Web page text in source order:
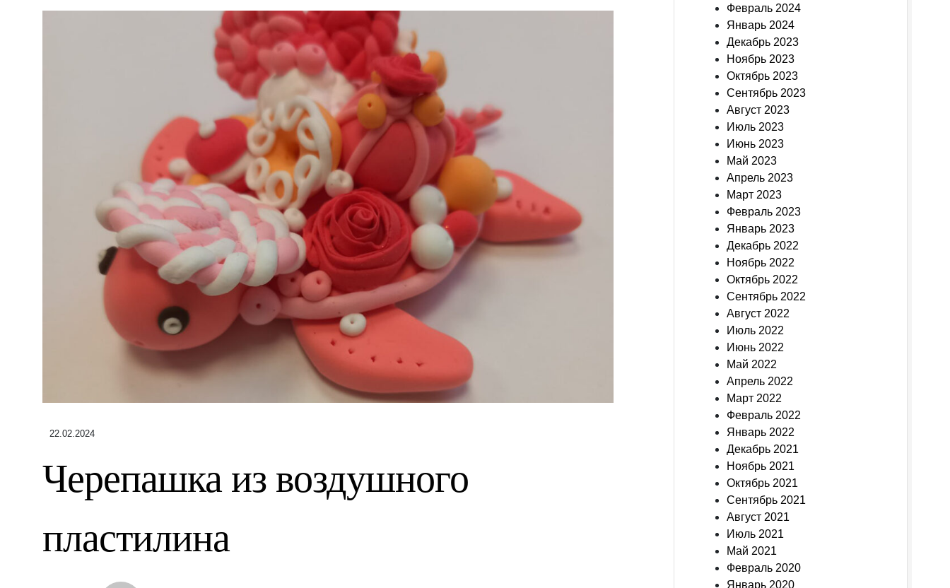
22.02.2024
Черепашка из воздушного
пластилина
Февраль 2024
Январь 2024
Декабрь 2023
Ноябрь 2023
Октябрь 2023
Сентябрь 2023
Август 2023
Июль 2023
Июнь 2023
Май 2023
Апрель 2023
Март 2023
Февраль 2023
Январь 2023
Декабрь 2022
Ноябрь 2022
Октябрь 2022
Сентябрь 2022
Август 2022
Июль 2022
Июнь 2022
Май 2022
Апрель 2022
Март 2022
Февраль 2022
Январь 2022
Декабрь 2021
Ноябрь 2021
Октябрь 2021
Сентябрь 2021
Август 2021
Июль 2021
Май 2021
Февраль 2020
Январь 2020